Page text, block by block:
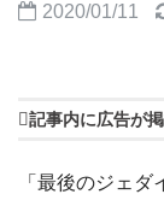
2020/01/11
記事内に広告が
「最後のジェ